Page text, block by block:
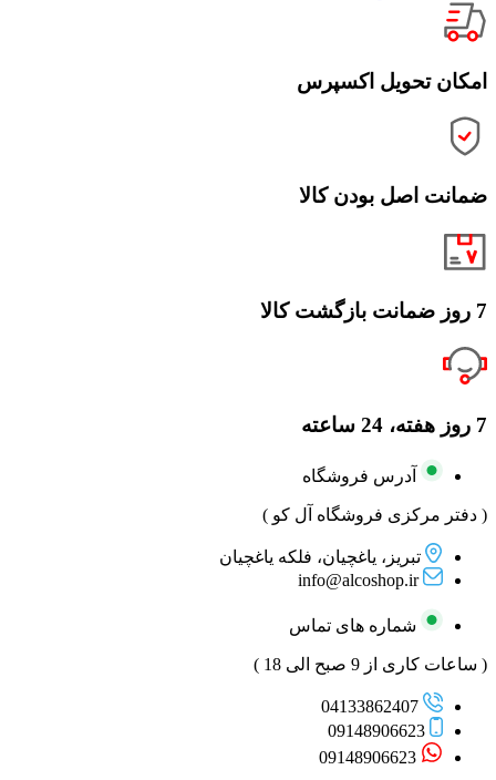
امکان تحویل اکسپرس
ضمانت اصل بودن کالا
7 روز ضمانت بازگشت کالا
7 روز هفته، 24 ساعته
آدرس فروشگاه
( دفتر مرکزی فروشگاه آل کو )
تبریز، یاغچیان، فلکه یاغچیان
info@alcoshop.ir
شماره های تماس
( ساعات کاری از 9 صبح الی 18 )
04133862407
09148906623
09148906623